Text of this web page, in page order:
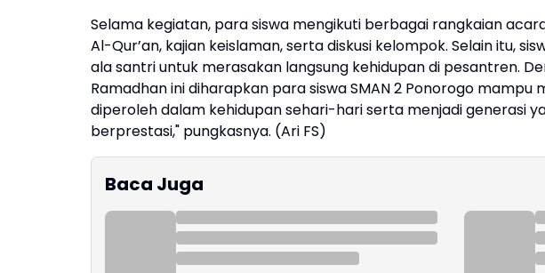
Selama kegiatan, para siswa mengikuti berbagai rangkaian
Al-Qur’an, kajian keislaman, serta diskusi kelompok. Selain itu,
ala santri untuk merasakan langsung kehidupan di pesantren.
Ramadhan ini diharapkan para siswa SMAN 2 Ponorogo
diperoleh dalam kehidupan sehari-hari serta menjadi generasi
berprestasi," pungkasnya. (Ari FS)
Baca Juga